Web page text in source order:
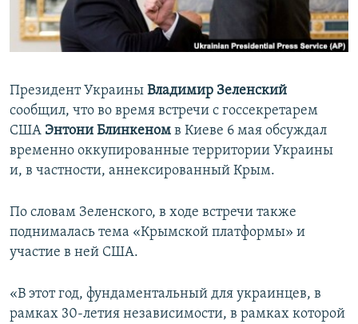
ПОБЕДИТЕЛЕЙ НЕ СУДЯТ?
КРЫМ.НЕПОКОРЕННЫЙ
УКРАИНСКАЯ ПРОБЛЕМА КРЫМА
ПРИСОЕДИНЯЙТЕСЬ!
Все сайты RFE/RL
Президент Украины Владимир Зеленский
сообщил, что во время встречи с госсекретарем
США Энтони Блинкеном в Киеве 6 мая обсуждал
временно оккупированные территории Украины
и, в частности, аннексированный Крым.
По словам Зеленского, в ходе встречи также
поднималась тема «Крымской платформы» и
участие в ней США.
«В этот год, фундаментальный для украинцев, в
рамках 30-летия независимости, в рамках которой